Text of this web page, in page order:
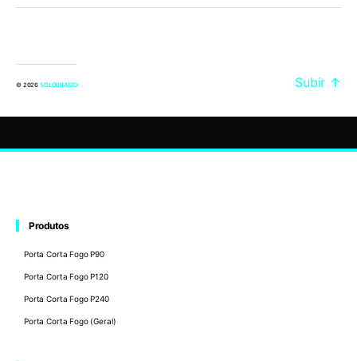
© 2026 SOLOBRASID Subir ↑
Produtos
Porta Corta Fogo P90
Porta Corta Fogo P120
Porta Corta Fogo P240
Porta Corta Fogo (Geral)